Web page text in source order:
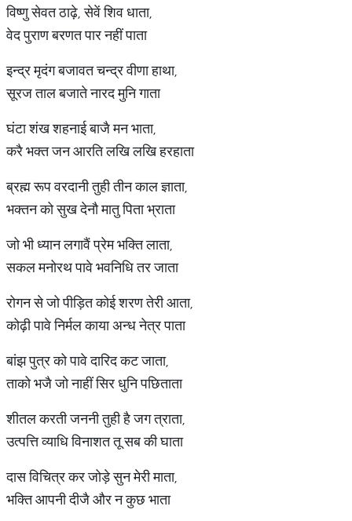
विष्णु सेवत ठाढ़े, सेवें शिव धाता,
वेद पुराण बरणत पार नहीं पाता
इन्द्र मृदंग बजावत चन्द्र वीणा हाथा,
सूरज ताल बजाते नारद मुनि गाता
घंटा शंख शहनाई बाजै मन भाता,
करै भक्त जन आरति लखि लखि हरहाता
ब्रह्म रूप वरदानी तुही तीन काल ज्ञाता,
भक्तन को सुख देनौ मातु पिता भ्राता
जो भी ध्यान लगावैं प्रेम भक्ति लाता,
सकल मनोरथ पावे भवनिधि तर जाता
रोगन से जो पीड़ित कोई शरण तेरी आता,
कोढ़ी पावे निर्मल काया अन्ध नेत्र पाता
बांझ पुत्र को पावे दारिद कट जाता,
ताको भजै जो नाहीं सिर धुनि पछिताता
शीतल करती जननी तुही है जग त्राता,
उत्पत्ति व्याधि विनाशत तू सब की घाता
दास विचित्र कर जोड़े सुन मेरी माता,
भक्ति आपनी दीजै और न कुछ भाता